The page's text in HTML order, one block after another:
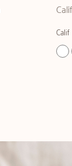
Calif